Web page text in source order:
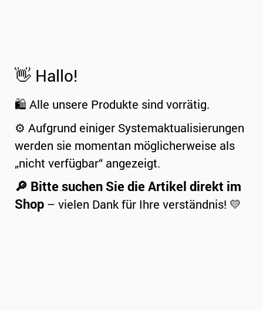
👋 Hallo!
🛍️ Alle unsere Produkte sind vorrätig.
⚙️ Aufgrund einiger Systemaktualisierungen
werden sie momentan möglicherweise als
„nicht verfügbar“ angezeigt.
🔎 Bitte suchen Sie die Artikel direkt im
Shop – vielen Dank für Ihre verständnis! 💛